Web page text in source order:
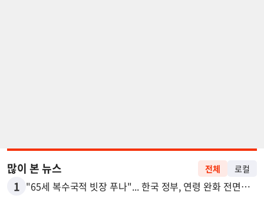
많이 본 뉴스 전체 로컬
1 "65세 복수국적 빗장 푸나"... 한국 정부, 연령 완화 전면 추진